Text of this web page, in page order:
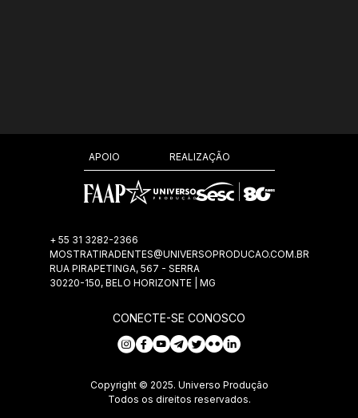
APOIO REALIZAÇÃO
+ 55 31 3282-2366
MOSTRATIRADENTES@UNIVERSOPRODUCAO.COM.BR
RUA PIRAPETINGA, 567 - SERRA
30220-150, BELO HORIZONTE | MG
CONECTE-SE CONOSCO
Copyright © 2025. Universo Produção
Todos os direitos reservados.